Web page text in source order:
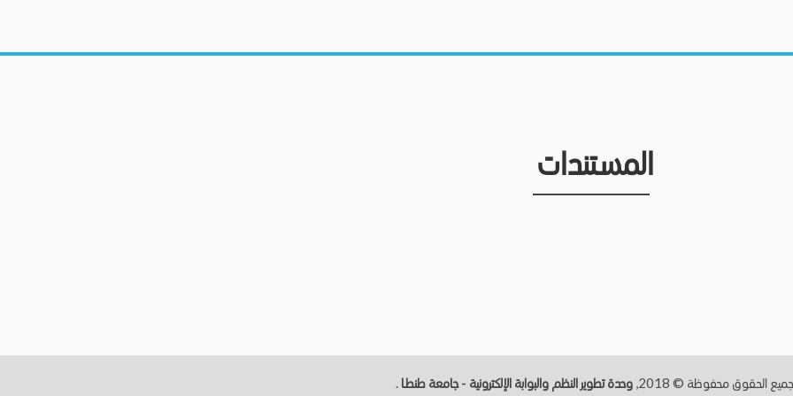
المستندات
جميع الحقوق محفوظة © 2018, وحدة تطوير النظم والبوابة الإلكترونية - جامعة طنطــا .